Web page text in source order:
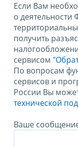
Если Вам
о деятельности
получить
сервисом
По вопросам
сервисов и
России Вы
технической
Ваше